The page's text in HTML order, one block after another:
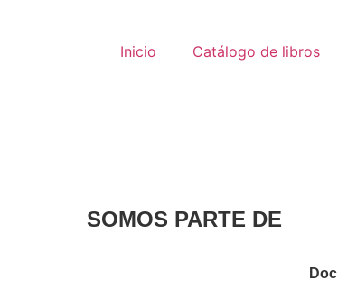
Inicio Catálogo de libros
SOMOS PARTE DE